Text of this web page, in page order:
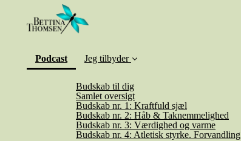
Podcast(current)Jeg tilbyder
Budskab til dig
Samlet oversigt
Budskab nr. 1: Kraftfuld sjæl
Budskab nr. 2: Håb & Taknemmelighed
Budskab nr. 3: Værdighed og varme
Budskab nr. 4: Atletisk styrke. Forvandling